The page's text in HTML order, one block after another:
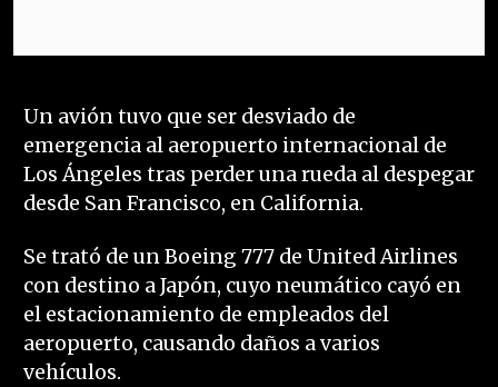
Un avión tuvo que ser desviado de
emergencia al aeropuerto internacional de
Los Ángeles tras perder una rueda al despegar
desde San Francisco, en California.
Se trató de un Boeing 777 de United Airlines
con destino a Japón, cuyo neumático cayó en
el estacionamiento de empleados del
aeropuerto, causando daños a varios
vehículos.